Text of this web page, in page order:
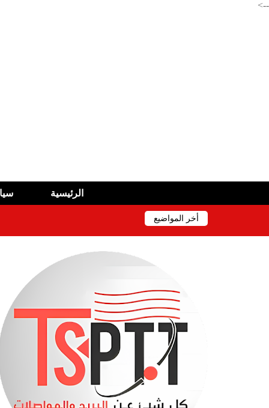
-->
الرئيسية
أخر المواضيع
وزارة المالية : تكذيب و متابعة قضائية ضد ناشري
بريد الجزائر تطلق خدمة جديدة لتسهيل الوصول إلى BARIDIMAP
سيدات الجزائر إلى ربع نهائي كأس أمم إفريقيا 2026
حادث مأساوي أخر في ولاية سطيف
صابرينة في قبضة الدرك الوطني (فيديو)
بنك السلام يعلن تمويل سكنات LPA بالتقسيط
هذا هو جديد مشاريع السكن الترقوي المدعم “LPA”
تفاصيل الزيادة في الأجور 2027
إتصالات الجزائر تطلق عرضا ترويجيا جديدا
السكن الترقوي المدعم -الصيغة الجديدة - الملف